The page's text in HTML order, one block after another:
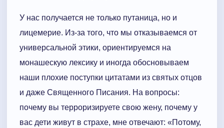
У нас получается не только путаница, но и
лицемерие. Из-за того, что мы отказываемся от
универсальной этики, ориентируемся на
монашескую лексику и иногда обосновываем
наши плохие поступки цитатами из святых отцов
и даже Священного Писания. На вопросы:
почему вы терроризируете свою жену, почему у
вас дети живут в страхе, мне отвечают: «Потому,